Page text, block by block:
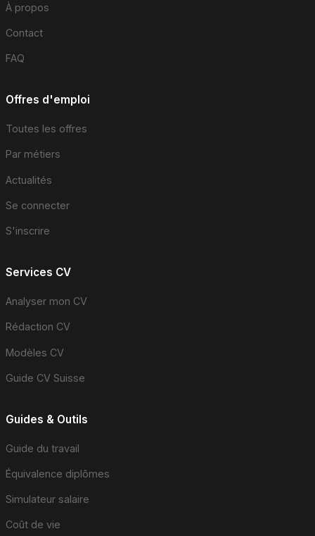
À propos
Contact
FAQ
Offres d'emploi
Toutes les offres
Par métiers
Actualités
Se connecter
S'inscrire
Services CV
Analyser mon CV
Rédaction CV
Modèles CV
Guide CV Suisse
Guides & Outils
Guide du travail
Équivalence diplômes
Simulateur salaire
Coût de vie